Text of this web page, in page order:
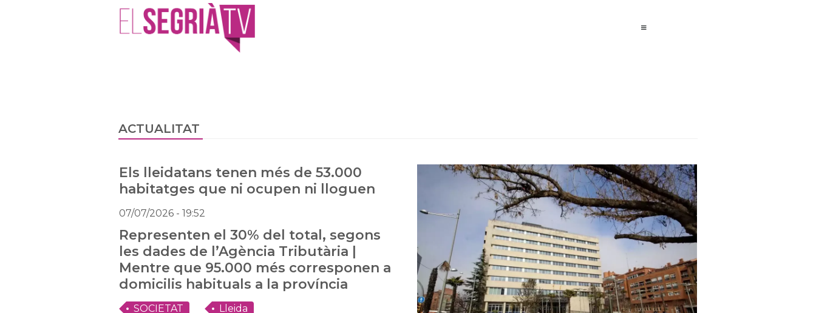
ACTUALITAT
Els lleidatans tenen més de 53.000
habitatges que ni ocupen ni lloguen
07/07/2026 - 19:52
Representen el 30% del total, segons
les dades de l’Agència Tributària |
Mentre que 95.000 més corresponen a
domicilis habituals a la província
SOCIETAT Lleida